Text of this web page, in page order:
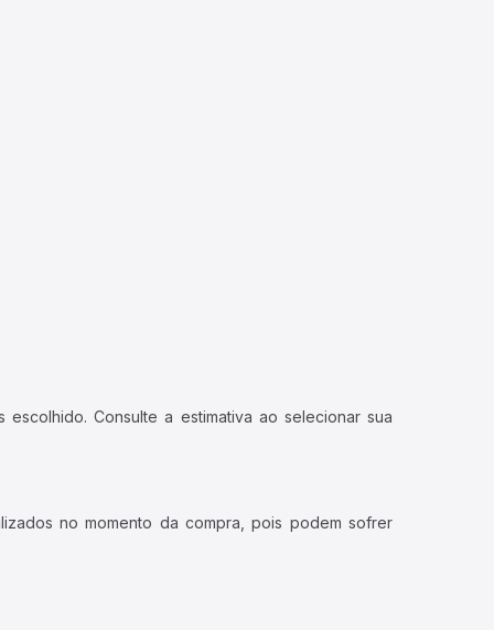
Consulte a estimativa ao selecionar sua
no momento da compra, pois podem sofrer